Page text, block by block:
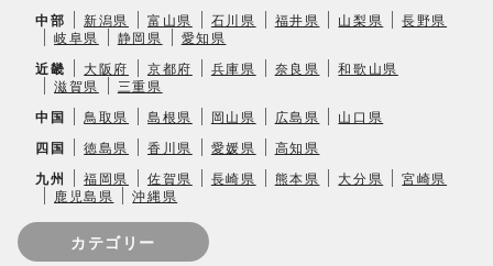
中部 新潟県 富山県 石川県 福井県 山梨県
長野県
岐阜県
静岡県 愛知県
近畿 大阪府 京都府 兵庫県 奈良県
和歌山県
滋賀県
三重県
中国 鳥取県 島根県 岡山県 広島県 山口県
四国 徳島県 香川県 愛媛県 高知県
九州 福岡県 佐賀県 長崎県 熊本県 大分県
宮崎県
鹿児島県
沖縄県
カテゴリー